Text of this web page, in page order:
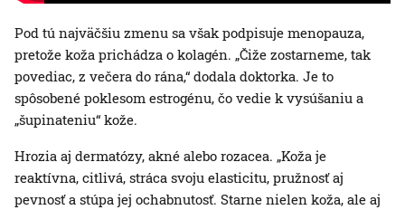
Pod tú najväčšiu zmenu sa však podpisuje menopauza,
pretože koža prichádza o kolagén. „Čiže zostarneme, tak
povediac, z večera do rána,“ dodala doktorka. Je to
spôsobené poklesom estrogénu, čo vedie k vysúšaniu a
„šupinateniu“ kože.
Hrozia aj dermatózy, akné alebo rozacea. „Koža je
reaktívna, citlivá, stráca svoju elasticitu, pružnosť aj
pevnosť a stúpa jej ochabnutosť. Starne nielen koža, ale aj